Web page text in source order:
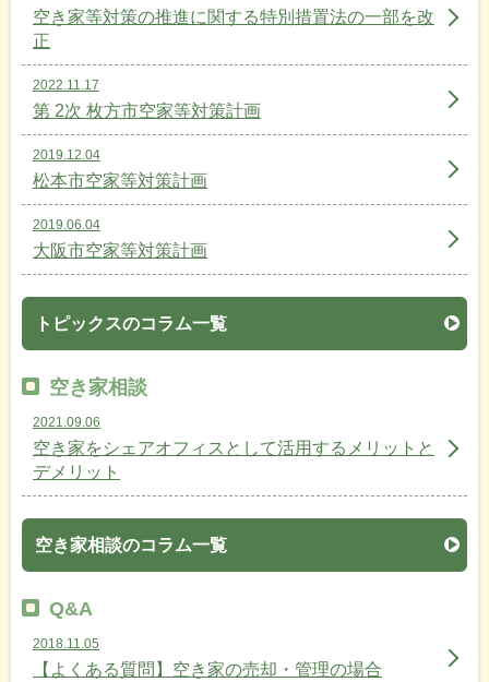
空き家等対策の推進に関する特別措置法の一部を改
正
2022.11.17
第 2次 枚方市空家等対策計画
2019.12.04
松本市空家等対策計画
2019.06.04
大阪市空家等対策計画
トピックスのコラム一覧
空き家相談
2021.09.06
空き家をシェアオフィスとして活用するメリットと
デメリット
空き家相談のコラム一覧
Q&A
2018.11.05
【よくある質問】空き家の売却・管理の場合